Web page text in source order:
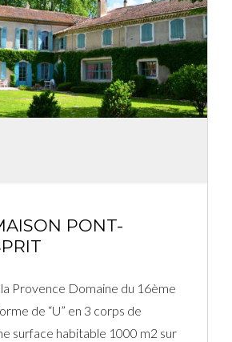
perdu ?
PONT-
Provence Domaine du 16ème
de “U” en 3 corps de
surface habitable 1000 m2 sur